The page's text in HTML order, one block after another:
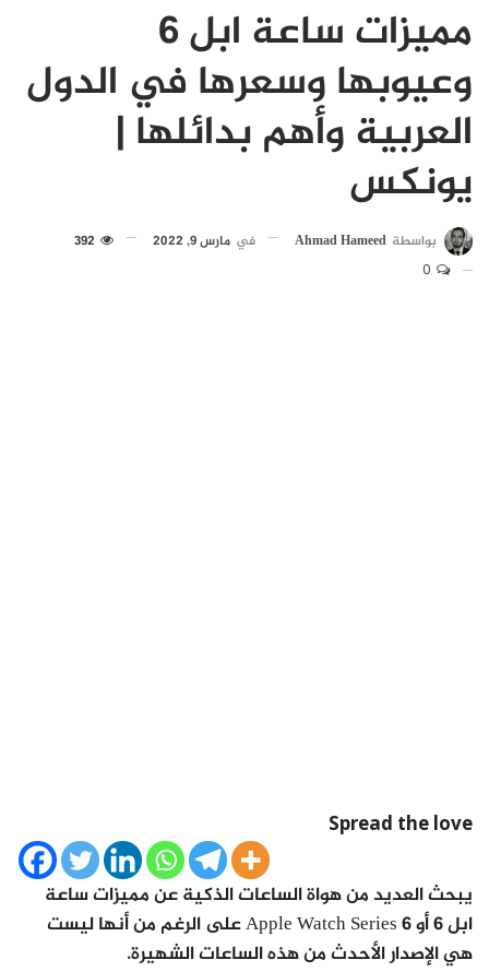
مميزات ساعة ابل 6
وعيوبها وسعرها في الدول
العربية وأهم بدائلها |
يونكس
بواسطة Ahmad Hameed في مارس 9, 2022
Spread the love
يبحث العديد من هواة الساعات الذكية عن مميزات ساعة
ابل 6 أو Apple Watch Series 6 على الرغم من أنها ليست
هي الإصدار الأحدث من هذه الساعات الشهيرة.